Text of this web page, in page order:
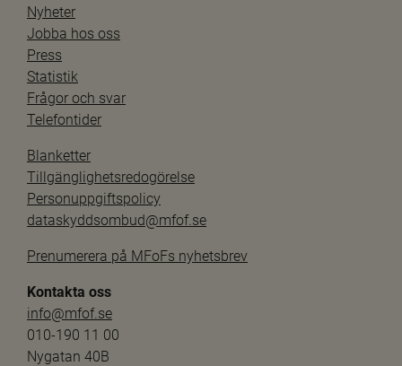
Nyheter
Jobba hos oss
Press
Statistik
Frågor och svar
Telefontider
Blanketter
Tillgänglighetsredogörelse
Personuppgiftspolicy
dataskyddsombud@mfof.se
Prenumerera på MFoFs nyhetsbrev
Kontakta oss
info@mfof.se
010-190 11 00
Nygatan 40B